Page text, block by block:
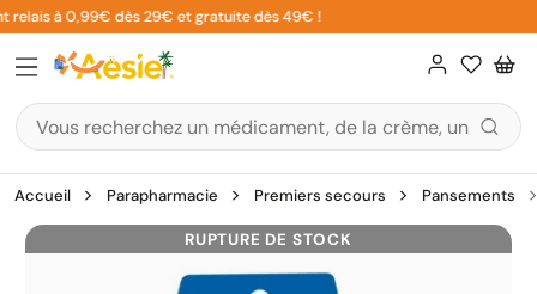
Aller
au
contenu
à 0,99€ dès 29€ et gratuite dès 49€ !
Accueil Parapharmacie Premiers secours Pansements
RUPTURE DE STOCK